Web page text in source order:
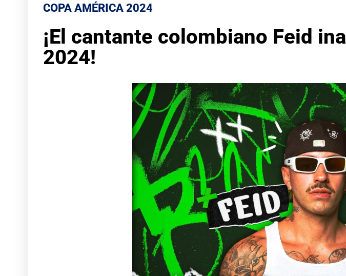
COPA AMÉRICA 2024
¡El cantante colombiano Feid
2024!